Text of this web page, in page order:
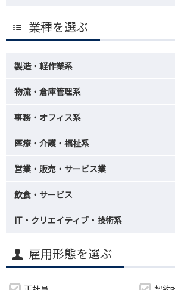
業種を選ぶ
製造・軽作業系
物流・倉庫管理系
事務・オフィス系
医療・介護・福祉系
営業・販売・サービス業
飲食・サービス
IT・クリエイティブ・技術系
雇用形態を選ぶ